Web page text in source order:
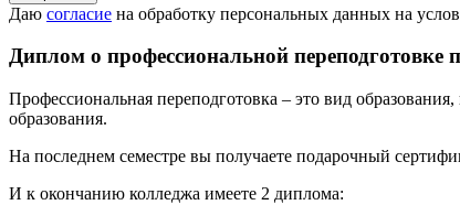
Даю согласие на обработку персональных данных на
Диплом о профессиональной переподготовке
Профессиональная переподготовка – это вид
образования.
На последнем семестре вы получаете подарочный
И к окончанию колледжа имеете 2 диплома: